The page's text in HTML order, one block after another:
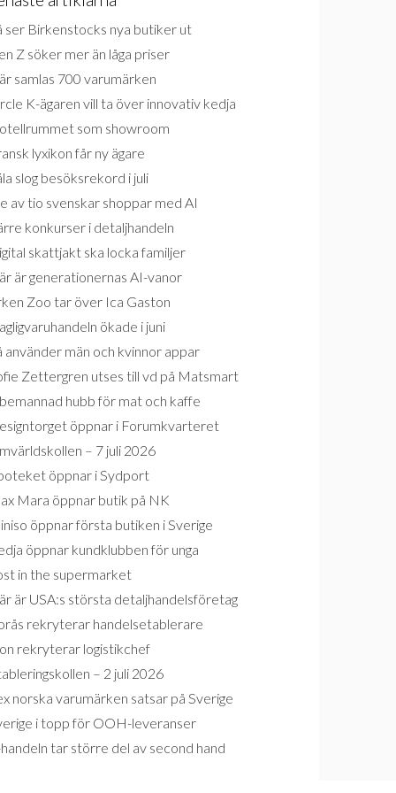
ser Birkenstocks nya butiker ut
Z söker mer än låga priser
samlas 700 varumärken
K-ägaren vill ta över innovativ kedja
som showroom
lyxikon får ny ägare
slog besöksrekord i juli
av tio svenskar shoppar med AI
konkurser i detaljhandeln
skattjakt ska locka familjer
är generationernas AI-vanor
Zoo tar över Ica Gaston
ökade i juni
använder män och kvinnor appar
Zettergren utses till vd på Matsmart
hubb för mat och kaffe
öppnar i Forumkvarteret
– 7 juli 2026
öppnar i Sydport
Mara öppnar butik på NK
öppnar första butiken i Sverige
öppnar kundklubben för unga
in the supermarket
är USA:s största detaljhandelsföretag
rekryterar handelsetablerare
rekryterar logistikchef
– 2 juli 2026
norska varumärken satsar på Sverige
i topp för OOH-leveranser
tar större del av second hand